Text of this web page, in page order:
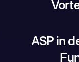
ASP in